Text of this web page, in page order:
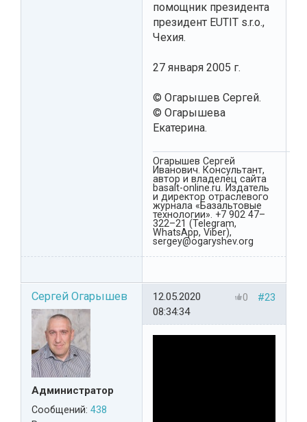
помощник президента
президент EUTIT s.r.o.,
Чехия.
27 января 2005 г.
© Огарышев Сергей.
© Огарышева
Екатерина.
Огарышев Сергей
Иванович. Консультант,
автор и владелец сайта
basalt-online.ru. Издатель
и директор отраслевого
журнала «Базальтовые
технологии». +7 902 47–
322–21 (Telegram,
WhatsApp, Viber),
sergey@ogaryshev.org
Сергей Огарышев
Администратор
Сообщений: 438
#23
0
12.05.2020
08:34:34